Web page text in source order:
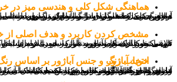
هماهنگی شکل کلی و هندسی میز در
اولین چیزی که همواره در نما و دکوراسیون داخلی وسایل خانه به چشم میخورد شکل هندسی اشیا و وسایل تزیینی است این نکته در هنگام خرید آباژور حتی در مقایسه با رنگ آباژور در اولویت است.به عنو مثال یک هماهنگی به لحاظ گرد و یا مستطیلی بودن میز،پا میزی و آباژور میتواند در مقیاس کلی خانه و اتاق
مشخص کردن کاربرد و هدف اصلی از
فرقی نمیکند که قصد خرید آباژور چوبی را داشته باشید و یا نمونه های کلاسیک و فلزی آن، آباژور قرار است علاوه بر ایفا کردن نقش زیبایی و تزیینی خود باید نور و زاویه مورد نیاز را در پرتاب نور و همچنین مقدار نور تامینی را برای مکان مورد نیاز که عمدتا فضای اتاق خواب و در کنار تخت می باشد را داشته باشد.
انتخاب رنگ و جنس آباژور بر اساس رنگ و جنس مبلمان در خرید آباژور
در هنگام خرید آباژور به این نکته دقت کنید که آن را به عنوان یک وسیله جدا و منفرد در خانه نگاه نکنید این بدین معنی است که اگر آباژور چوبی و یا فلزی را در پذیرایی قرار میدهید باید با مبلمان شما به لحاظ رنگ،جنس و اندازه هماهنگی داشته باشد و یا تکمیل کننده آن باشد و در صورتی که آباژور را در اتاق خواب خود قرار میدهید باید با سرویس خواب و رنگ و فضای اتاق هماهنگی و هارمونی داشته باشد.